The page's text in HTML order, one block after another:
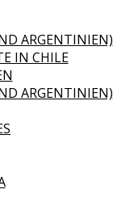
ARGENTINIEN)
IN CHILE
ARGENTINIEN)